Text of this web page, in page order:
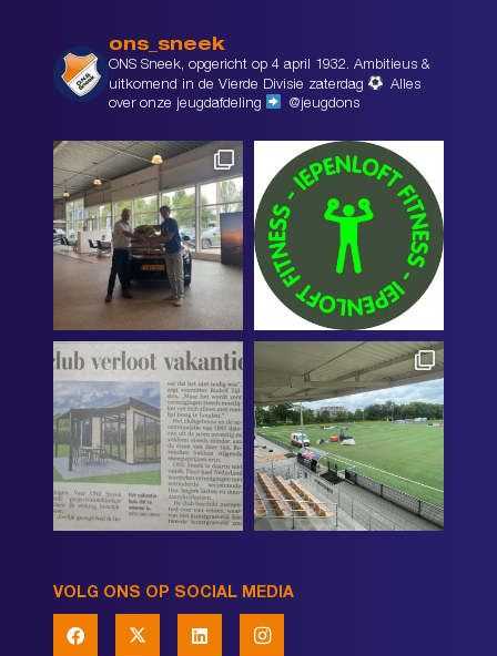
ons_sneek
ONS Sneek, opgericht op 4 april 1932. Ambitieus &
uitkomend in de Vierde Divisie zaterdag
Alles
over onze jeugdafdeling
@jeugdons
VOLG ONS OP SOCIAL MEDIA